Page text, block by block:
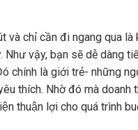
chỉ cần đi ngang qua
vậy, bạn sẽ dễ dàng
chính là giới trẻ- những
thích. Nhờ đó mà doanh
thuận lợi cho quá trình